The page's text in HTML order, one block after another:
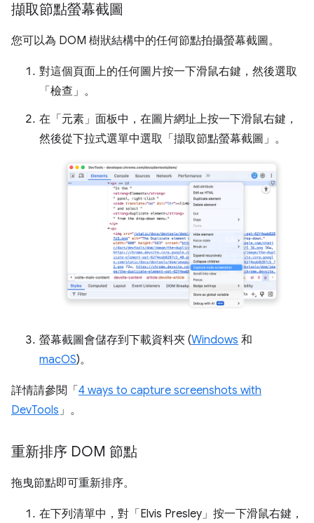
擷取節點螢幕截圖
您可以為 DOM 樹狀結構中的任何節點拍攝螢幕截圖。
對這個頁面上的任何圖片按一下滑鼠右鍵，然後選取
「檢查」 。
在「元素」 面板中，在圖片網址上按一下滑鼠右鍵，
然後從下拉式選單中選取「擷取節點螢幕截圖」 。
螢幕截圖會儲存到下載資料夾 (Windows 和
macOS)。
詳情請參閱「4 ways to capture screenshots with
DevTools 」。
重新排序 DOM 節點
拖曳節點即可重新排序。
在下列清單中，對「Elvis Presley」 按一下滑鼠右鍵，